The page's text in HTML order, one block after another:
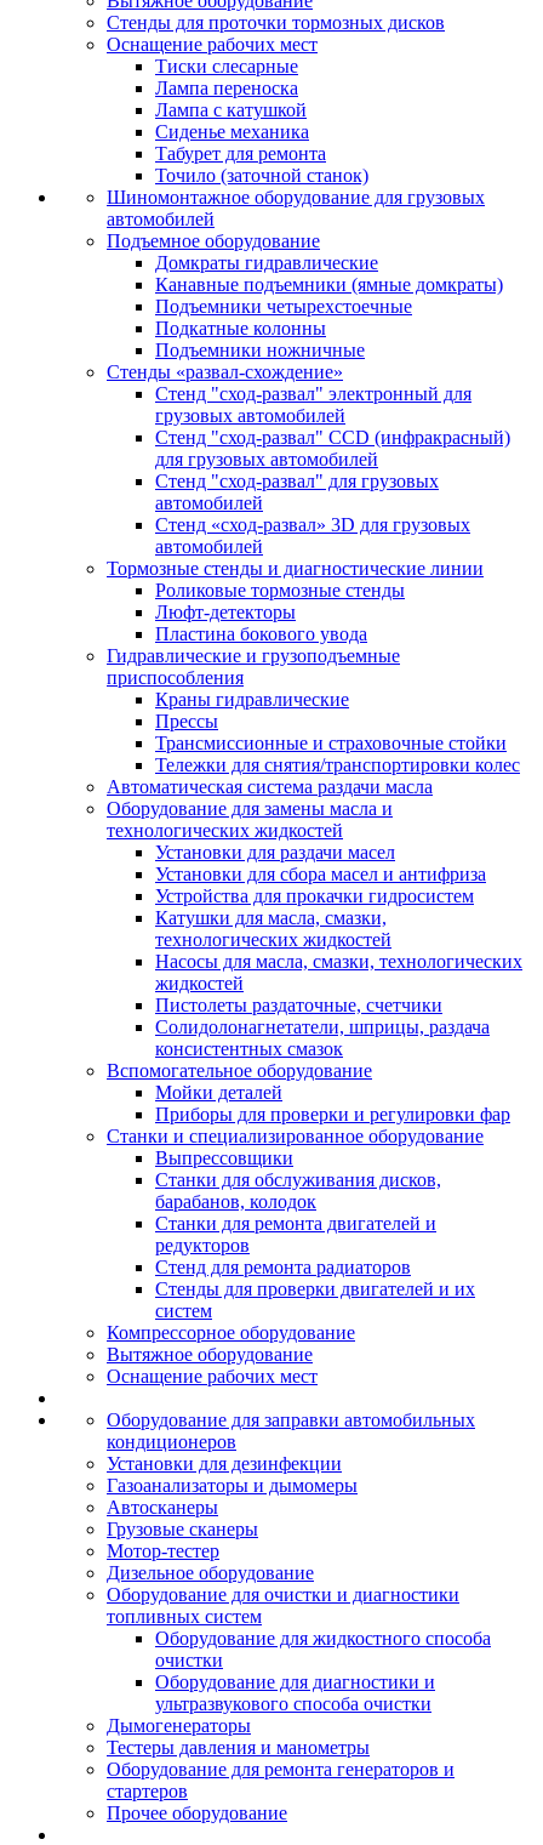
Стенды для проточки тормозных дисков
Оснащение рабочих мест
Тиски слесарные
Лампа переноска
Лампа с катушкой
Сиденье механика
Табурет для ремонта
Точило (заточной станок)
Шиномонтажное оборудование для грузовых
автомобилей
Подъемное оборудование
Домкраты гидравлические
Канавные подъемники (ямные домкраты)
Подъемники четырехстоечные
Подкатные колонны
Подъемники ножничные
Стенды «развал-схождение»
Стенд "сход-развал" электронный для
грузовых автомобилей
Стенд "сход-развал" CCD (инфракрасный)
для грузовых автомобилей
Стенд "сход-развал" для грузовых
автомобилей
Стенд «сход-развал» 3D для грузовых
автомобилей
Тормозные стенды и диагностические линии
Роликовые тормозные стенды
Люфт-детекторы
Пластина бокового увода
Гидравлические и грузоподъемные
приспособления
Краны гидравлические
Прессы
Трансмиссионные и страховочные стойки
Тележки для снятия/транспортировки колес
Автоматическая система раздачи масла
Оборудование для замены масла и
технологических жидкостей
Установки для раздачи масел
Установки для сбора масел и антифриза
Устройства для прокачки гидросистем
Катушки для масла, смазки,
технологических жидкостей
Насосы для масла, смазки, технологических
жидкостей
Пистолеты раздаточные, счетчики
Солидолонагнетатели, шприцы, раздача
консистентных смазок
Вспомогательное оборудование
Мойки деталей
Приборы для проверки и регулировки фар
Станки и специализированное оборудование
Выпрессовщики
Станки для обслуживания дисков,
барабанов, колодок
Станки для ремонта двигателей и
редукторов
Стенд для ремонта радиаторов
Стенды для проверки двигателей и их
систем
Компрессорное оборудование
Вытяжное оборудование
Оснащение рабочих мест
Оборудование для заправки автомобильных
кондиционеров
Установки для дезинфекции
Газоанализаторы и дымомеры
Автосканеры
Грузовые сканеры
Мотор-тестер
Дизельное оборудование
Оборудование для очистки и диагностики
топливных систем
Оборудование для жидкостного способа
очистки
Оборудование для диагностики и
ультразвукового способа очистки
Дымогенераторы
Тестеры давления и манометры
Оборудование для ремонта генераторов и
стартеров
Прочее оборудование